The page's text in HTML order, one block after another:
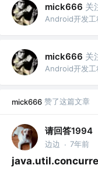
mick666 关
Android开发
mick666 关
Android开发
mick666 赞了这篇文章
请回答1994
边边 · 7年前